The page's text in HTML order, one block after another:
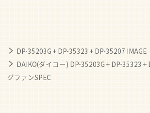
DP-35203G + DP-35323 + DP-35207 IMAGE
DAIKO(ダイコー) DP-35203G + DP-35323
グファンSPEC